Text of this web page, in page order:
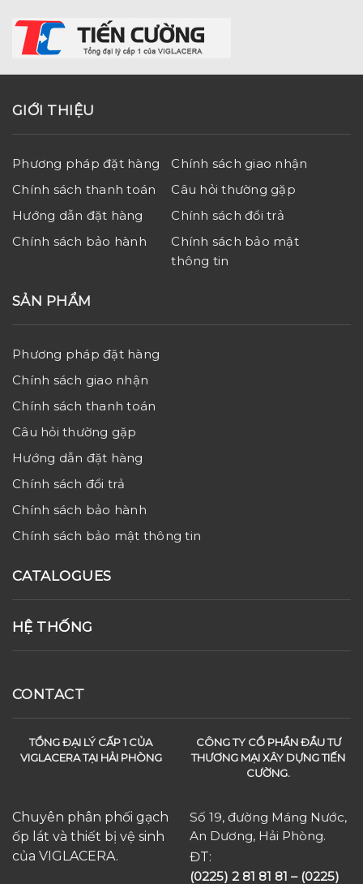
GIỚI THIỆU
Phương pháp đặt hàng
Chính sách giao nhận
Chính sách thanh toán
Câu hỏi thường gặp
Hướng dẫn đặt hàng
Chính sách đổi trả
Chính sách bảo hành
Chính sách bảo mật
thông tin
SẢN PHẨM
Phương pháp đặt hàng
Chính sách giao nhận
Chính sách thanh toán
Câu hỏi thường gặp
Hướng dẫn đặt hàng
Chính sách đổi trả
Chính sách bảo hành
Chính sách bảo mật thông tin
CATALOGUES
HỆ THỐNG
CONTACT
TỔNG ĐẠI LÝ CẤP 1 CỦA
VIGLACERA TẠI HẢI PHÒNG
Chuyên phân phối gạch
ốp lát và thiết bị vệ sinh
của VIGLACERA.
CÔNG TY CỔ PHẦN ĐẦU TƯ
THƯƠNG MẠI XÂY DỰNG TIẾN
CƯỜNG.
Số 19, đường Máng Nước,
An Dương, Hải Phòng.
ĐT:
(0225) 2 81 81 81 – (0225)